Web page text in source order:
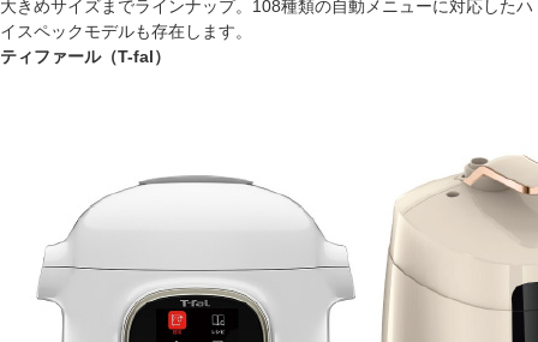
大きめサイズまでラインナップ。108種類の自動メニューに対応したハ
イスペックモデルも存在します。
ティファール（T-fal）